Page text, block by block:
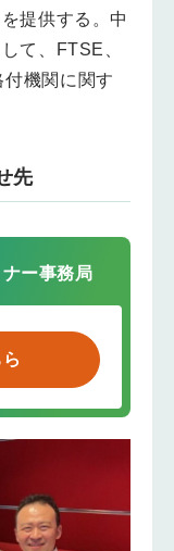
提供する。中
て、FTSE、
機関に関す
先
ー事務局